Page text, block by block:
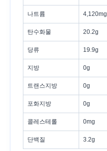
나트륨 4,120mg
탄수화물 20.2g
당류 19.9g
지방 0g
트랜스지방 0g
포화지방 0g
콜레스테롤 0mg
단백질 3.2g